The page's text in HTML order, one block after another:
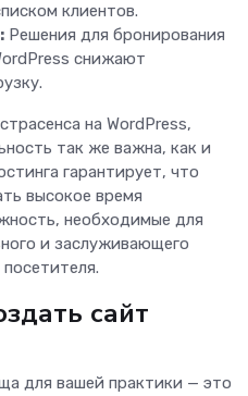
клиентов.
Решения для бронирования
снижают
на WordPress,
так же важна, как и
гарантирует, что
высокое время
необходимые для
и заслуживающего
сайт
для вашей практики — это